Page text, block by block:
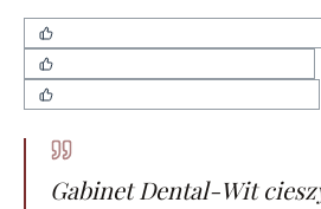
Gabinet Dental-Wit